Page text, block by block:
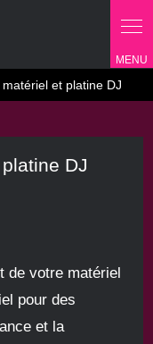
et platine DJ
DJ
de votre matériel
pour des
et la